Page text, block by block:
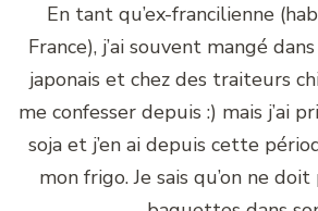
En tant qu’ex-francilienne
France), j’ai souvent mangé
japonais et chez des traiteurs
me confesser depuis :) mais j’ai
soja et j’en ai depuis cette
mon frigo. Je sais qu’on ne